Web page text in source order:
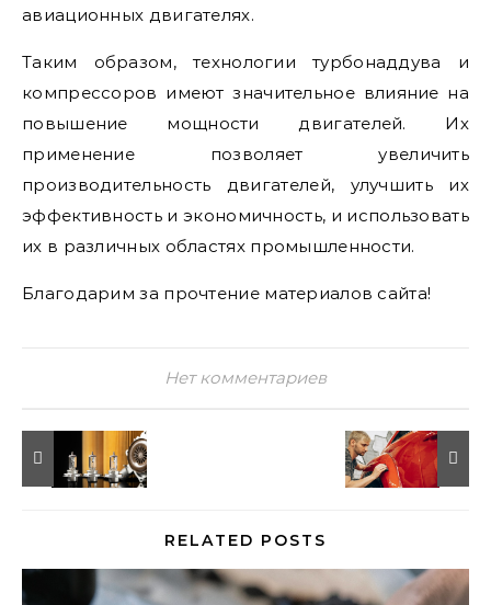
авиационных двигателях.
Таким образом, технологии турбонаддува и
компрессоров имеют значительное влияние на
повышение мощности двигателей. Их
применение позволяет увеличить
производительность двигателей, улучшить их
эффективность и экономичность, и использовать
их в различных областях промышленности.
Благодарим за прочтение материалов сайта!
Нет комментариев
RELATED POSTS